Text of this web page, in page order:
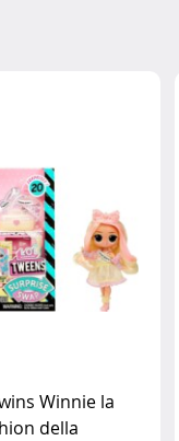
Winnie la
della